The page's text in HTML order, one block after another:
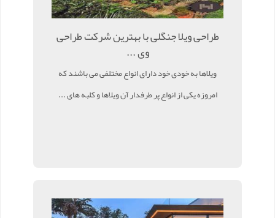
طراحی ویلا جنگلی با بهترین شرکت طراحی
وی ...
ویلاها به خودی خود دارای انواع مختلفی می باشند که
امروزه یکی از انواع پر طرفدار آن ویلاها و کلبه های ...